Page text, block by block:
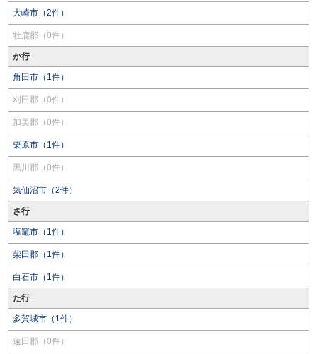
大崎市（2件）
牡鹿郡（0件）
か行
角田市（1件）
刈田郡（0件）
加美郡（0件）
栗原市（1件）
黒川郡（0件）
気仙沼市（2件）
さ行
塩竈市（1件）
柴田郡（1件）
白石市（1件）
た行
多賀城市（1件）
遠田郡（0件）